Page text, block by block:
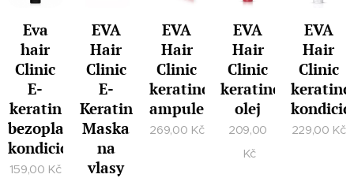
Eva
hair
Clinic
E-
keratin
bezoplachový
kondicionér
159,00 Kč
EVA
Hair
Clinic
E-
Keratin
Maska
na
vlasy
EVA
Hair
Clinic
keratinové
ampule
269,00 Kč
EVA
Hair
Clinic
keratinový
olej
209,00
Kč
EVA
Hair
Clinic
229,00 Kč